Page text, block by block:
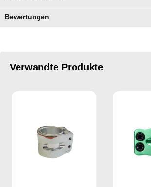
Bewertungen
Verwandte Produkte